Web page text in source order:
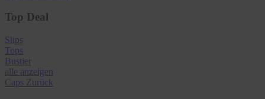
Top Deal
Slips
Tops
Bustier
alle anzeigen
Caps Zurück